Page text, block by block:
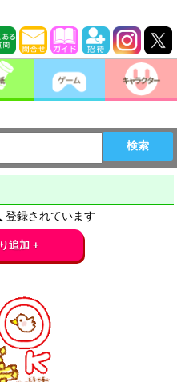
検索
登録されています
追加 +